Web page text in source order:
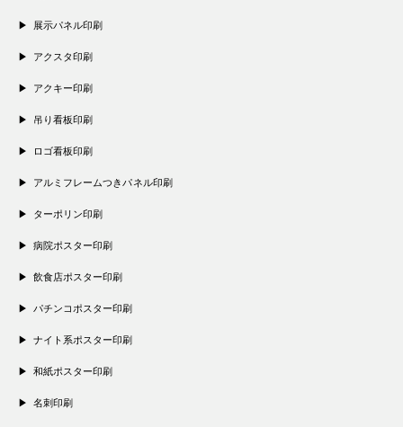
展示パネル印刷
アクスタ印刷
アクキー印刷
吊り看板印刷
ロゴ看板印刷
アルミフレームつきパネル印刷
ターポリン印刷
病院ポスター印刷
飲食店ポスター印刷
パチンコポスター印刷
ナイト系ポスター印刷
和紙ポスター印刷
名刺印刷